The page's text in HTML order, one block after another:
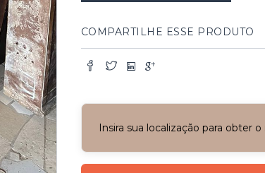
Antiga
Madeira
quantidade
COMPARTILHE ESSE PRODUTO
Insira sua localização para obter